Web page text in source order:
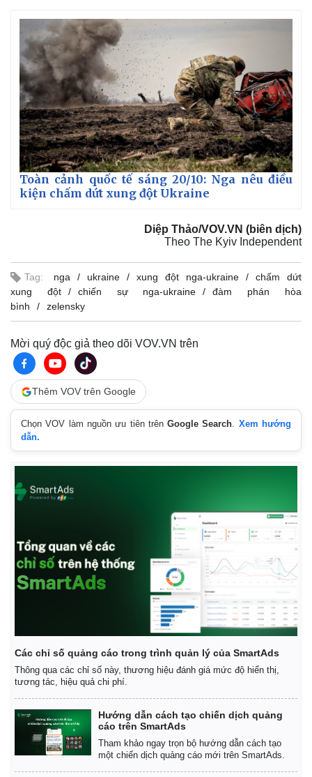
Kinh tế
Bất động sản
Khởi nghiệp
Giá vàng
Tiêu dùng
Toàn cảnh quốc tế sáng 20/10: Nga nêu điều
kiện chấm dứt xung đột Ukraine
Diệp Thảo/VOV.VN (biên dịch)
Theo The Kyiv Independent
Tag: nga ukraine xung đột nga-ukraine
chấm dứt
xung đột
chiến sự nga-ukraine
đàm phán hòa
bình
zelensky
Mời quý độc giả theo dõi VOV.VN trên
Thêm VOV trên Google
Chọn VOV làm nguồn ưu tiên trênGoogle Search. Xem hướng
dẫn.
Các chỉ số quảng cáo trong trình quản lý của SmartAds
Thông qua các chỉ số này, thương hiệu đánh giá mức độ hiển thị,
tương tác, hiệu quả chi phí.
Hướng dẫn cách tạo chiến dịch quảng
cáo trên SmartAds
Tham khảo ngay trọn bộ hướng dẫn cách tạo
một chiến dịch quảng cáo mới trên SmartAds.